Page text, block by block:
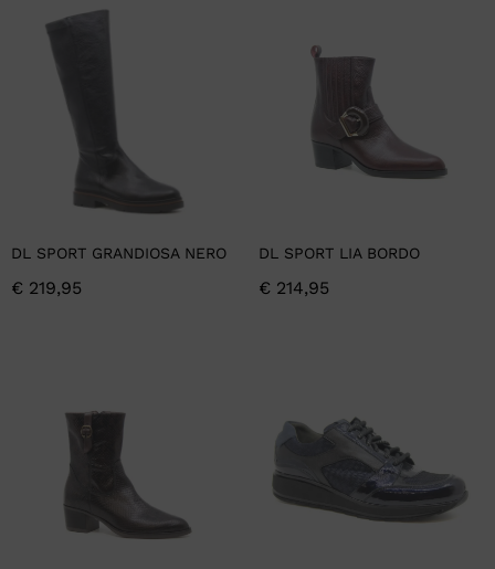
DL SPORT GRANDIOSA NERO
€ 219,95
DL SPORT LIA BORDO
€ 214,95